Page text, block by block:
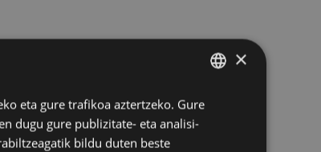
BASQUE
SPANISH
×
eta gure trafikoa aztertzeko. Gure
dugu gure publizitate- eta analisi-
bildu duten beste